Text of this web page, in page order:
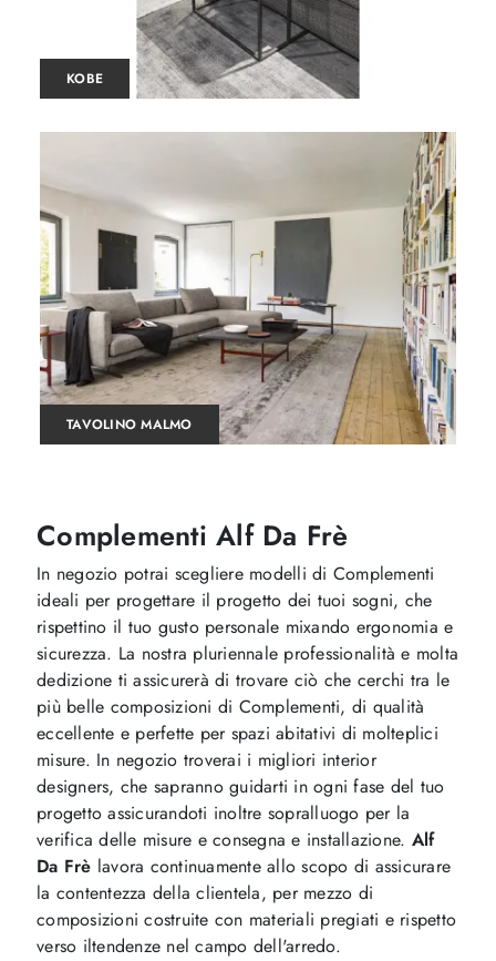
KOBE
TAVOLINO MALMO
Complementi Alf Da Frè
In negozio potrai scegliere modelli di Complementi
ideali per progettare il progetto dei tuoi sogni, che
rispettino il tuo gusto personale mixando ergonomia e
sicurezza. La nostra pluriennale professionalità e molta
dedizione ti assicurerà di trovare ciò che cerchi tra le
più belle composizioni di Complementi, di qualità
eccellente e perfette per spazi abitativi di molteplici
misure. In negozio troverai i migliori interior
designers, che sapranno guidarti in ogni fase del tuo
progetto assicurandoti inoltre sopralluogo per la
verifica delle misure e consegna e installazione. Alf
Da Frè lavora continuamente allo scopo di assicurare
la contentezza della clientela, per mezzo di
composizioni costruite con materiali pregiati e rispetto
verso iltendenze nel campo dell'arredo.